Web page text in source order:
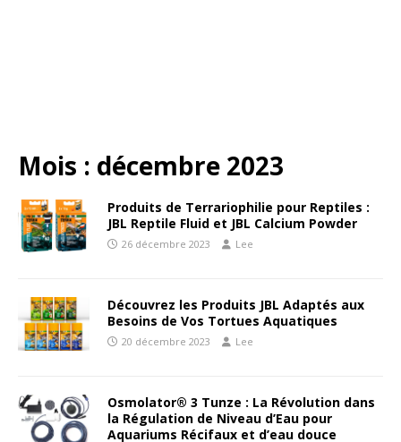
Mois : décembre 2023
Produits de Terrariophilie pour Reptiles :
JBL Reptile Fluid et JBL Calcium Powder
26 décembre 2023 Lee
Découvrez les Produits JBL Adaptés aux
Besoins de Vos Tortues Aquatiques
20 décembre 2023 Lee
Osmolator® 3 Tunze : La Révolution dans
la Régulation de Niveau d’Eau pour
Aquariums Récifaux et d’eau douce